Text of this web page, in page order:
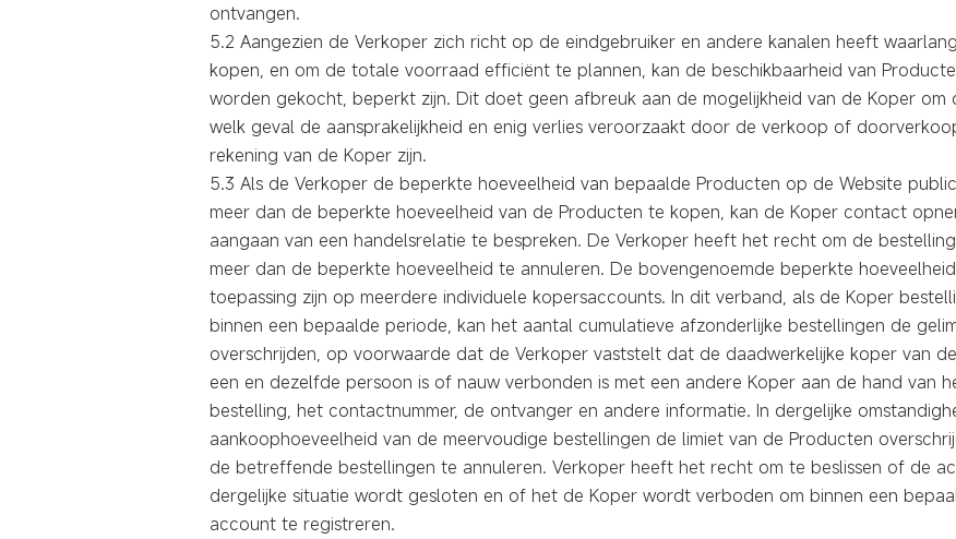
ontvangen.
5.2 Aangezien de Verkoper zich richt op de eindgebruiker en andere kanalen heeft
kopen, en om de totale voorraad efficiënt te plannen, kan de beschikbaarheid van
worden gekocht, beperkt zijn. Dit doet geen afbreuk aan de mogelijkheid van de Koper
welk geval de aansprakelijkheid en enig verlies veroorzaakt door de verkoop of
rekening van de Koper zijn.
5.3 Als de Verkoper de beperkte hoeveelheid van bepaalde Producten op de Website
meer dan de beperkte hoeveelheid van de Producten te kopen, kan de Koper contact
aangaan van een handelsrelatie te bespreken. De Verkoper heeft het recht om de
meer dan de beperkte hoeveelheid te annuleren. De bovengenoemde beperkte
toepassing zijn op meerdere individuele kopersaccounts. In dit verband, als de Koper
binnen een bepaalde periode, kan het aantal cumulatieve afzonderlijke bestellingen de
overschrijden, op voorwaarde dat de Verkoper vaststelt dat de daadwerkelijke koper van
een en dezelfde persoon is of nauw verbonden is met een andere Koper aan de hand van
bestelling, het contactnummer, de ontvanger en andere informatie. In dergelijke
aankoophoeveelheid van de meervoudige bestellingen de limiet van de Producten
de betreffende bestellingen te annuleren. Verkoper heeft het recht om te beslissen of de
dergelijke situatie wordt gesloten en of het de Koper wordt verboden om binnen een
account te registreren.